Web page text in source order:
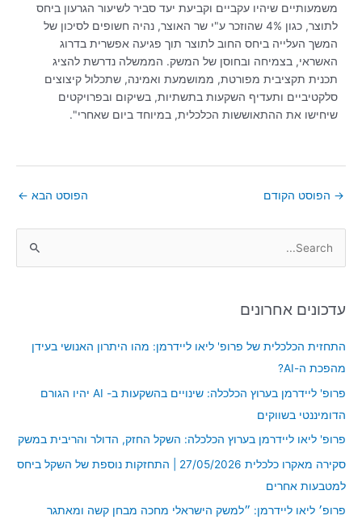
משמעותיים שיהיו עקביים וקביעת יעד סביר לשיעור הגרעון ביחס
לתוצר, כגון 4% שהוזכר ע"י שר האוצר, נהיה חשופים לסיכון של
המשך העלייה ביחס החוב לתוצר תוך פגיעה אפשרית בדרוג
האשראי, בצמיחה ובחוסן של המשק. הממשלה נדרשת להציג
תכנית תקציבית מפורטת, ממושמעת ואמינה, שתכלול קיצוצים
סלקטיביים ותעדיף השקעות בתשתיות, בשיקום ובפרויקטים
שיחישו את ההתאוששות הכלכלית, במיוחד ביום שאחרי".
→ הפוסט הקודם הפוסט הבא ←
r
:
עדכונים אחרונים
התחזית הכלכלית של פרופ' ליאו ליידרמן: מהו היתרון האנושי בעידן
מהפכת ה-AI?
פרופ' ליידרמן בערוץ הכלכלה: שינויים בהשקעות ב- AI יהיו הגורם
הדומיננטי בשווקים
פרופ' ליאו ליידרמן בערוץ הכלכלה: השקל החזק, הדולר והריבית במשק
סקירה מאקרו כלכלית 27/05/2026 | התחזקות נוספת של השקל ביחס
למטבעות אחרים
פרופ׳ ליאו ליידרמן: ״למשק הישראלי מחכה מבחן קשה ומאתגר